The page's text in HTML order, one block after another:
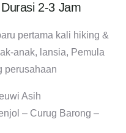
2-3 Jam
pertama kali hiking &
anak, lansia, Pemula
perusahaan
Asih
– Curug Barong –